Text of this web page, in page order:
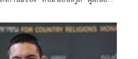
ม่ตรงกับความเป็นจริง